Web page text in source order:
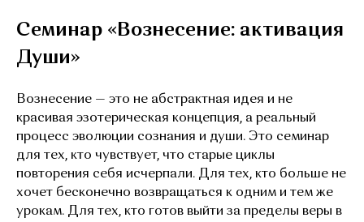
Семинар «Вознесение: активация
Души»
Вознесение — это не абстрактная идея и не
красивая эзотерическая концепция, а реальный
процесс эволюции сознания и души. Это семинар
для тех, кто чувствует, что старые циклы
повторения себя исчерпали. Для тех, кто больше не
хочет бесконечно возвращаться к одним и тем же
урокам. Для тех, кто готов выйти за пределы веры в